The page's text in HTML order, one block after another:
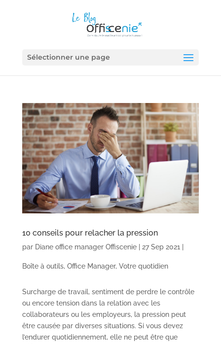
Sélectionner une page
10 conseils pour relacher la pression
par Diane office manager Offiscenie| 27 Sep 2021
Boîte à outils, Office Manager, Votre quotidien
Surcharge de travail, sentiment de perdre le contrôle
ou encore tension dans la relation avec les
collaborateurs ou les employeurs, la pression peut
être causée par diverses situations. Si vous devez
l’endurer quotidiennement, elle ne peut être que